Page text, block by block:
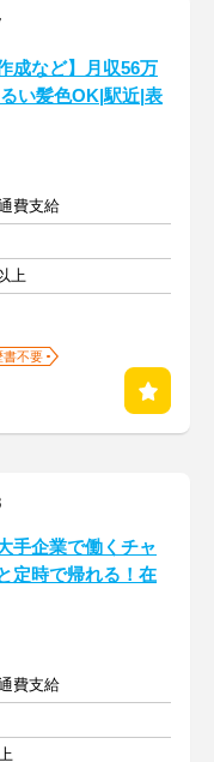
成など】月収56万
い髪色OK|駅近|表
費支給
上
書不要
手企業で働くチャ
定時で帰れる！在
費支給